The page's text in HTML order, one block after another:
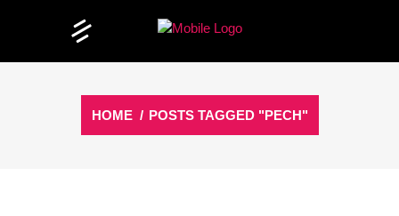
HOME / POSTS TAGGED "PECH"